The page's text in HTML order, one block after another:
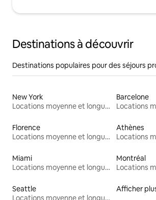
Destinations à découvrir
Destinations populaires pour des séjours
New York
Locations moyenne et longue durée
Barcelone
Florence
Locations moyenne et longue durée
Athènes
Miami
Locations moyenne et longue durée
Montréal
Seattle
Locations moyenne et longue durée
Afficher